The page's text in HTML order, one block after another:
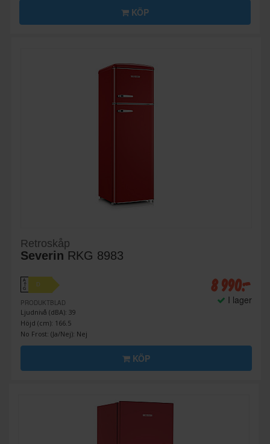
KÖP
Retroskåp
Severin RKG 8983
A
↑
G
D
PRODUKTBLAD
Ljudnivå (dBA): 39
Höjd (cm): 166.5
No Frost: (Ja/Nej): Nej
8 990:-
I lager
KÖP